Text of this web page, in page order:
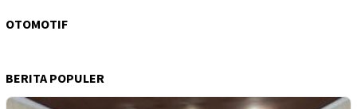
OTOMOTIF
BERITA POPULER